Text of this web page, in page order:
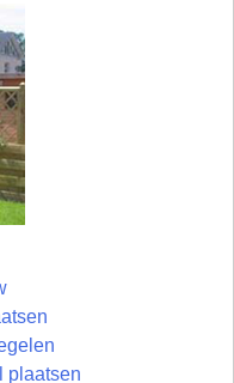
plaatsen